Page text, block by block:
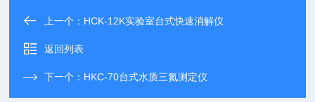
上一个： HCK-12K实验室台式快速消解仪
返回列表
下一个： HKC-70台式水质三氮测定仪